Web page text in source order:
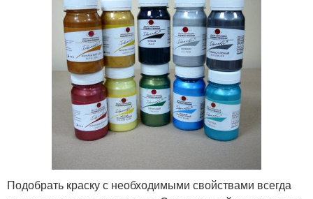
Подобрать краску с необходимыми свойствами всегда